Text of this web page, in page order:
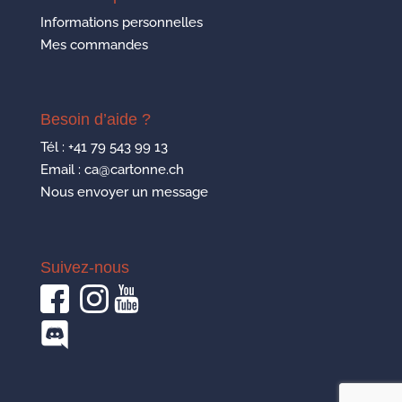
Informations personnelles
Mes commandes
Besoin d’aide ?
Tél : +41 79 543 99 13
Email : ca@cartonne.ch
Nous envoyer un message
Suivez-nous